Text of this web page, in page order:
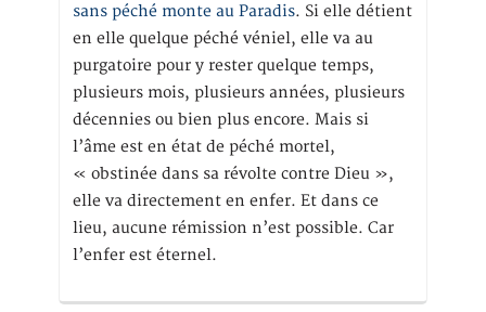
sans péché monte au Paradis. Si elle détient
en elle quelque péché véniel, elle va au
purgatoire pour y rester quelque temps,
plusieurs mois, plusieurs années, plusieurs
décennies ou bien plus encore. Mais si
l’âme est en état de péché mortel,
« obstinée dans sa révolte contre Dieu »,
elle va directement en enfer. Et dans ce
lieu, aucune rémission n’est possible. Car
l’enfer est éternel.